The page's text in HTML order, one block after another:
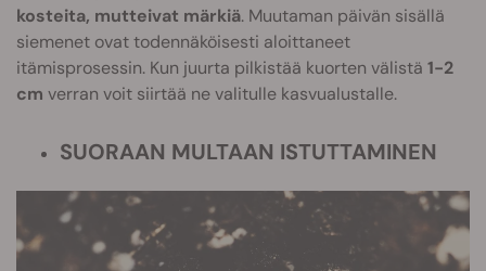
kosteita, mutteivat märkiä. Muutaman päivän sisällä
siemenet ovat todennäköisesti aloittaneet
itämisprosessin. Kun juurta pilkistää kuorten välistä 1-2
cm verran voit siirtää ne valitulle kasvualustalle.
SUORAAN MULTAAN ISTUTTAMINEN